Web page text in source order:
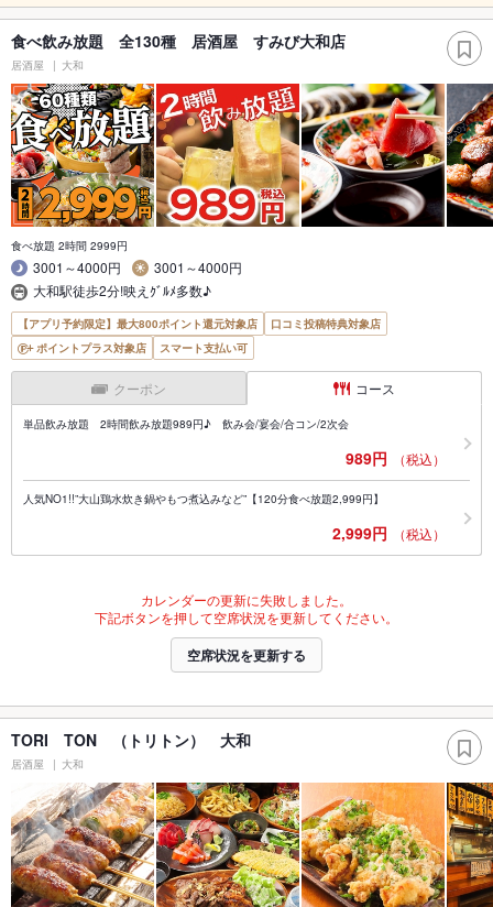
食べ飲み放題 全130種 居酒屋 すみび大和店
居酒屋 大和
食べ放題 2時間 2999円
3001～4000円
3001～4000円
大和駅徒歩2分!映えｸﾞﾙﾒ多数♪
【アプリ予約限定】最大800ポイント還元対象店
口コミ投稿特典対象店
ポイントプラス対象店
スマート支払い可
クーポン コース
単品飲み放題 2時間飲み放題989円♪ 飲み会/宴会/合コン/2次会
989円 （税込）
人気NO1!!”大山鶏水炊き鍋やもつ煮込みなど”【120分食べ放題2,999円】
2,999円 （税込）
カレンダーの更新に失敗しました。
下記ボタンを押して空席状況を更新してください。
空席状況を更新する
TORI TON （トリトン） 大和
居酒屋 大和